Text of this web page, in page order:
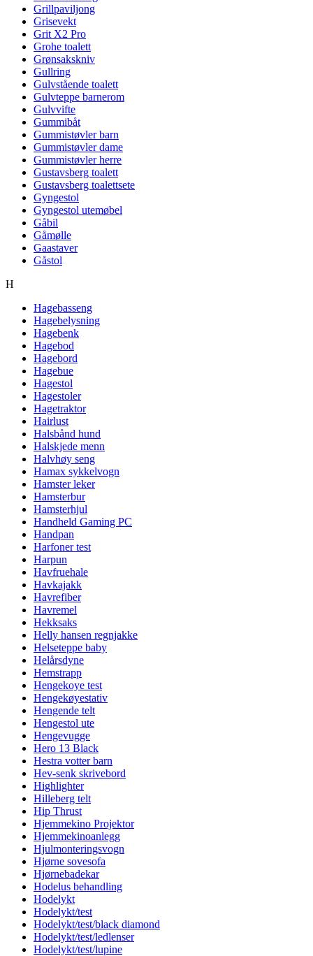
Grillpaviljong
Grisevekt
Grit X2 Pro
Grohe toalett
Grønsakskniv
Gullring
Gulvstående toalett
Gulvteppe barnerom
Gulvvifte
Gummibåt
Gummistøvler barn
Gummistøvler dame
Gummistøvler herre
Gustavsberg toalett
Gustavsberg toalettsete
Gyngestol
Gyngestol utemøbel
Gåbil
Gåmølle
Gaastaver
Gåstol
H
Hagebasseng
Hagebelysning
Hagebenk
Hagebod
Hagebord
Hagebue
Hagestol
Hagestoler
Hagetraktor
Hairlust
Halsbånd hund
Halskjede menn
Halvhøy seng
Hamax sykkelvogn
Hamster leker
Hamsterbur
Hamsterhjul
Handheld Gaming PC
Handpan
Harfoner test
Harpun
Havfruehale
Havkajakk
Havrefiber
Havremel
Hekksaks
Helly hansen regnjakke
Helseteppe baby
Helårsdyne
Hemstrapp
Hengekoye test
Hengekøyestativ
Hengende telt
Hengestol ute
Hengevugge
Hero 13 Black
Hestra votter barn
Hev-senk skrivebord
Highlighter
Hilleberg telt
Hip Thrust
Hjemmekino Projektor
Hjemmekinoanlegg
Hjulmonteringsvogn
Hjørne sovesofa
Hjørnebadekar
Hodelus behandling
Hodelykt
Hodelykt/test
Hodelykt/test/black diamond
Hodelykt/test/ledlenser
Hodelykt/test/lupine